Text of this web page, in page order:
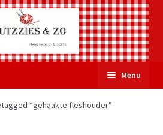
Menu
“gehaakte fleshouder”